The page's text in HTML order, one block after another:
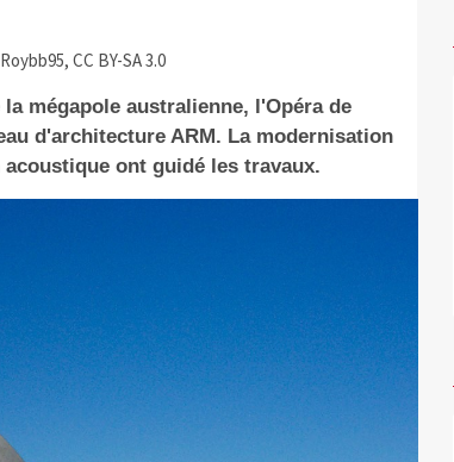
CC BY-SA 3.0
mégapole australienne, l'Opéra de
d'architecture ARM. La modernisation
ont guidé les travaux.